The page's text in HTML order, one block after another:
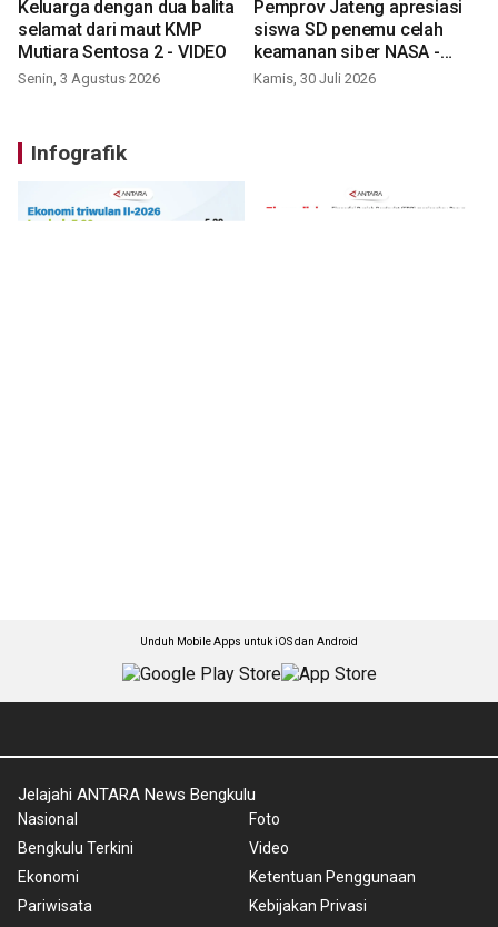
Keluarga dengan dua balita
selamat dari maut KMP
Mutiara Sentosa 2 - VIDEO
Senin, 3 Agustus 2026
Pemprov Jateng apresiasi
siswa SD penemu celah
keamanan siber NASA -
VIDEO
Kamis, 30 Juli 2026
Infografik
Unduh Mobile Apps untuk iOS dan Android
Jelajahi ANTARA News Bengkulu
Nasional
Bengkulu Terkini
Ekonomi
Pariwisata
Foto
Video
Ketentuan Penggunaan
Kebijakan Privasi